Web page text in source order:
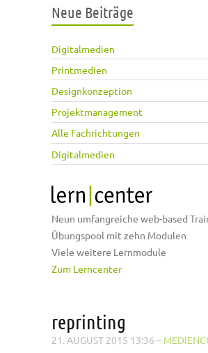
Neue Beiträge
Digitalmedien
Printmedien
Designkonzeption
Projektmanagement
Alle Fachrichtungen
Digitalmedien
Neun umfangreiche web-based
Übungspool mit zehn Modulen
Viele weitere Lernmodule
Zum Lerncenter
reprinting
21. AUGUST 2015 13:36 –